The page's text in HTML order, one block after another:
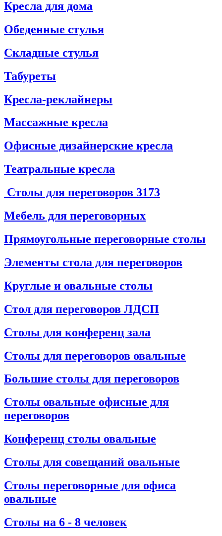
Кресла для дома
Обеденные стулья
Складные стулья
Табуреты
Кресла-реклайнеры
Массажные кресла
Офисные дизайнерские кресла
Театральные кресла
Столы для переговоров 3173
Мебель для переговорных
Прямоугольные переговорные столы
Элементы стола для переговоров
Круглые и овальные столы
Стол для переговоров ЛДСП
Столы для конференц зала
Столы для переговоров овальные
Большие столы для переговоров
Столы овальные офисные для
переговоров
Конференц столы овальные
Столы для совещаний овальные
Столы переговорные для офиса
овальные
Столы на 6 - 8 человек